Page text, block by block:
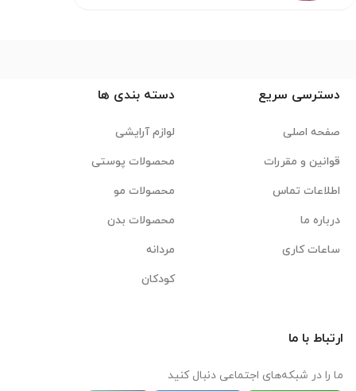
دسترسی سریع
صفحه اصلی
قوانین و مقررات
اطلاعات تماس
درباره ما
ساعات کاری
دسته بندی ها
لوازم آرایشی
محصولات پوستی
محصولات مو
محصولات بدن
مردانه
کودکان
ارتباط با ما
ما را در شبکه‌های اجتماعی دنبال کنید